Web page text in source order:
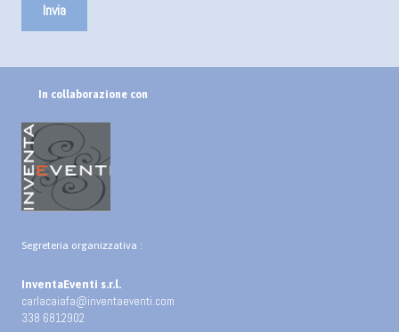
In collaborazione con
Segreteria organizzativa :
InventaEventi s.r.l.
carlacaiafa@inventaeventi.com
338 6812902